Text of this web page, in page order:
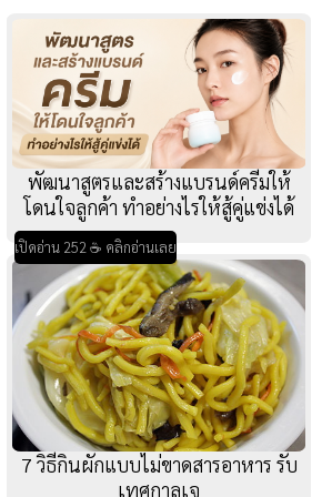
พัฒนาสูตรและสร้างแบรนด์ครีมให้
โดนใจลูกค้า ทำอย่างไรให้สู้คู่แข่งได้
เปิดอ่าน 252 ☕ คลิกอ่านเลย
7 วิธีกินผักแบบไม่ขาดสารอาหาร รับ
เทศกาลเจ